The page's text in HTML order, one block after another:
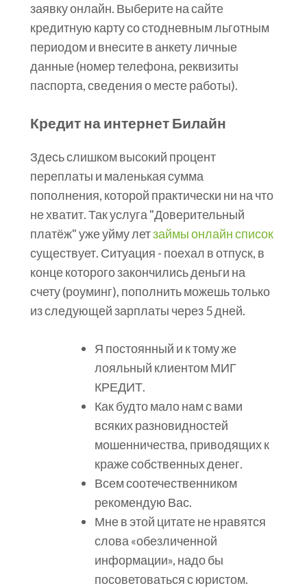
заявку онлайн. Выберите на сайте
кредитную карту со стодневным льготным
периодом и внесите в анкету личные
данные (номер телефона, реквизиты
паспорта, сведения о месте работы).
Кредит на интернет Билайн
Здесь слишком высокий процент
переплаты и маленькая сумма
пополнения, которой практически ни на что
не хватит. Так услуга "Доверительный
платёж" уже уйму летзаймы онлайн список
существует. Ситуация - поехал в отпуск, в
конце которого закончились деньги на
счету (роуминг), пополнить можешь только
из следующей зарплаты через 5 дней.
Я постоянный и к тому же
лояльный клиентом МИГ
КРЕДИТ.
Как будто мало нам с вами
всяких разновидностей
мошенничества, приводящих к
краже собственных денег.
Всем соотечественником
рекомендую Вас.
Мне в этой цитате не нравятся
слова «обезличенной
информации», надо бы
посоветоваться с юристом.